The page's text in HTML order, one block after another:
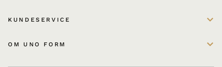
KUNDESERVICE
OM UNO FORM